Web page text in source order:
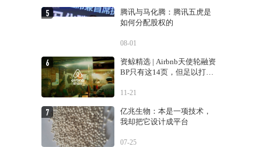
腾讯与马化腾：腾讯五虎是
如何分配股权的
08-01
资鲸精选 | Airbnb天使轮融资
BP只有这14页，但足以打动
11-21
亿兆生物：本是一项技术，
我却把它设计成平台
07-25